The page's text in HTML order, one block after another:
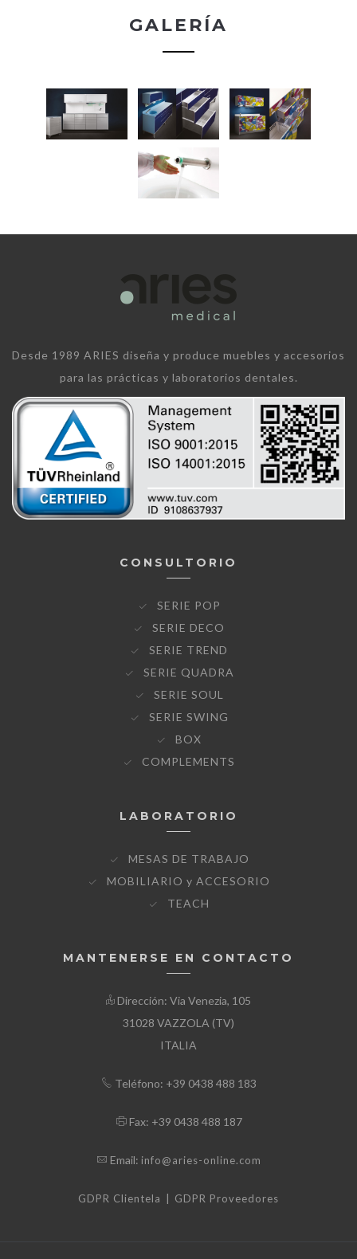
GALERÍA
Desde 1989 ARIES diseña y produce muebles y accesorios
para las prácticas y laboratorios dentales.
CONSULTORIO
SERIE POP
SERIE DECO
SERIE TREND
SERIE QUADRA
SERIE SOUL
SERIE SWING
BOX
COMPLEMENTS
LABORATORIO
MESAS DE TRABAJO
MOBILIARIO y ACCESORIO
TEACH
MANTENERSE EN CONTACTO
Dirección: Via Venezia, 105
31028 VAZZOLA (TV)
ITALIA
Teléfono: +39 0438 488 183
Fax: +39 0438 488 187
Email: info@aries-online.com
GDPR Clientela | GDPR Proveedores